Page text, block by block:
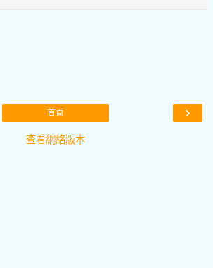
›
首頁
查看網絡版本